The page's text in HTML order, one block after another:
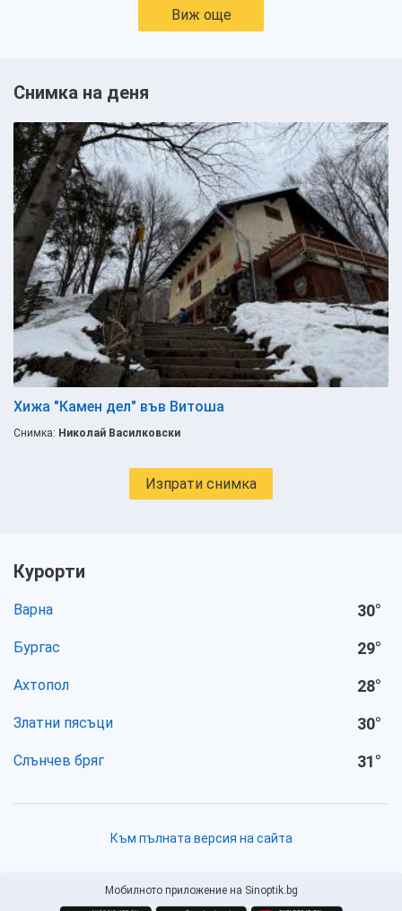
Виж още
Снимка на деня
Хижа "Камен дел" във Витоша
Снимка: Николай Василковски
Изпрати снимка
Курорти
Варна 30°
Бургас 29°
Ахтопол 28°
Златни пясъци 30°
Слънчев бряг 31°
Към пълната версия на сайта
Мобилното приложение на Sinoptik.bg